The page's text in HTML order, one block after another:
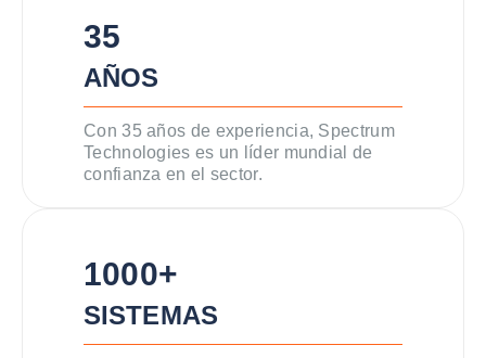
35
AÑOS
Con 35 años de experiencia, Spectrum
Technologies es un líder mundial de
confianza en el sector.
1000+
SISTEMAS